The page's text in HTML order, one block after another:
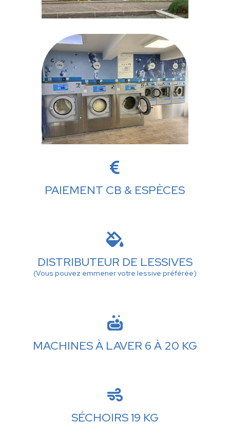

PAIEMENT CB & ESPÈCES

DISTRIBUTEUR DE LESSIVES
(Vous pouvez emmener votre lessive préférée)

MACHINES À LAVER 6 À 20 KG

SÉCHOIRS 19 KG